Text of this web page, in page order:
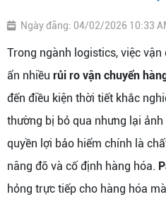
Ngày đăng: 04/02/2026 10:33
Trong ngành logistics, việc
ẩn nhiều rủi ro vận chuyển
đến điều kiện thời tiết khắc
thường bị bỏ qua nhưng lại
quyền lợi bảo hiểm chính là
nâng đỡ và cố định hàng hóa.
hỏng trực tiếp cho hàng hóa